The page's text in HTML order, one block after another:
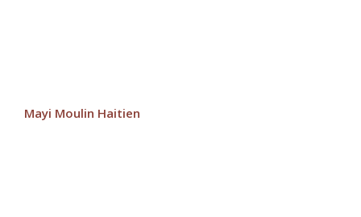
Mayi Moulin Haitien